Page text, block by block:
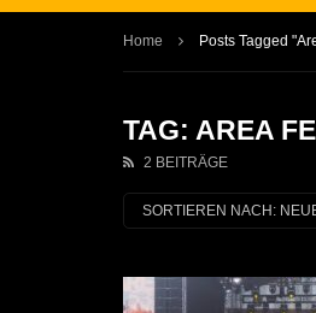
Home Posts Tagged
TAG: AREA
2 BEITRÄGE
SORTIEREN NACH: